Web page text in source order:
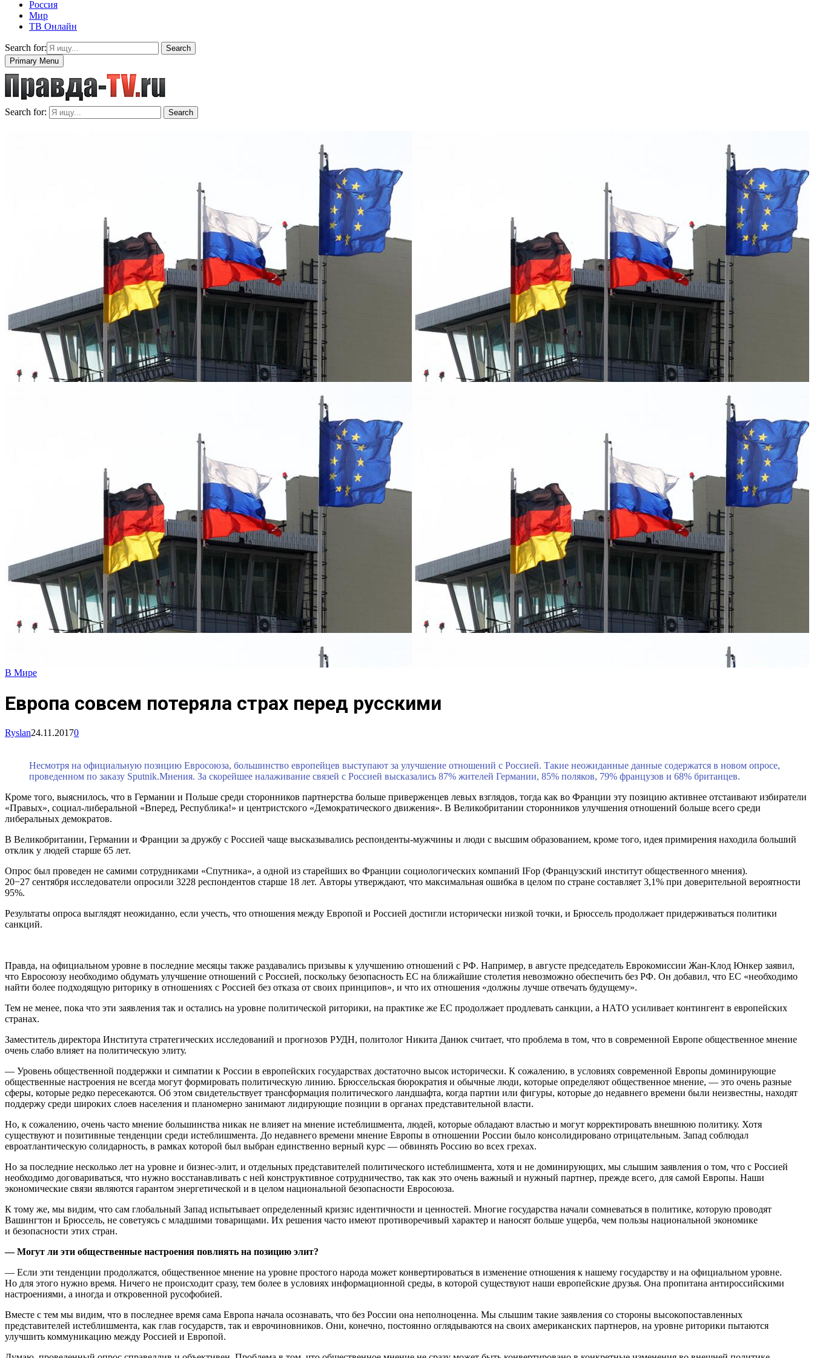
Россия
Мир
ТВ Онлайн
Search for:
Search
Primary Menu
Search for: Search
В Мире
Европа совсем потеряла страх перед русскими
Ryslan24.11.20170
Несмотря на официальную позицию Евросоюза, большинство европейцев выступают за улучшение отношений с Россией. Такие неожиданные данные содержатся в новом опросе,
проведенном по заказу Sputnik.Мнения. За скорейшее налаживание связей с Россией высказались 87% жителей Германии, 85% поляков, 79% французов и 68% британцев.
Кроме того, выяснилось, что в Германии и Польше среди сторонников партнерства больше приверженцев левых взглядов, тогда как во Франции эту позицию активнее отстаивают избиратели
«Правых», социал-либеральной «Вперед, Республика!» и центристского «Демократического движения». В Великобритании сторонников улучшения отношений больше всего среди
либеральных демократов.
В Великобритании, Германии и Франции за дружбу с Россией чаще высказывались респонденты-мужчины и люди с высшим образованием, кроме того, идея примирения находила больший
отклик у людей старше 65 лет.
Опрос был проведен не самими сотрудниками «Спутника», а одной из старейших во Франции социологических компаний IFop (Французский институт общественного мнения).
20−27 сентября исследователи опросили 3228 респондентов старше 18 лет. Авторы утверждают, что максимальная ошибка в целом по стране составляет 3,1% при доверительной вероятности
95%.
Результаты опроса выглядят неожиданно, если учесть, что отношения между Европой и Россией достигли исторически низкой точки, и Брюссель продолжает придерживаться политики
санкций.
Правда, на официальном уровне в последние месяцы также раздавались призывы к улучшению отношений с РФ. Например, в августе председатель Еврокомиссии Жан-Клод Юнкер заявил,
что Евросоюзу необходимо обдумать улучшение отношений с Россией, поскольку безопасность ЕС на ближайшие столетия невозможно обеспечить без РФ. Он добавил, что ЕС «необходимо
найти более подходящую риторику в отношениях с Россией без отказа от своих принципов», и что их отношения «должны лучше отвечать будущему».
Тем не менее, пока что эти заявления так и остались на уровне политической риторики, на практике же ЕС продолжает продлевать санкции, а НАТО усиливает контингент в европейских
странах.
Заместитель директора Института стратегических исследований и прогнозов РУДН, политолог Никита Данюк считает, что проблема в том, что в современной Европе общественное мнение
очень слабо влияет на политическую элиту.
— Уровень общественной поддержки и симпатии к России в европейских государствах достаточно высок исторически. К сожалению, в условиях современной Европы доминирующие
общественные настроения не всегда могут формировать политическую линию. Брюссельская бюрократия и обычные люди, которые определяют общественное мнение, — это очень разные
сферы, которые редко пересекаются. Об этом свидетельствует трансформация политического ландшафта, когда партии или фигуры, которые до недавнего времени были неизвестны, находят
поддержу среди широких слоев населения и планомерно занимают лидирующие позиции в органах представительной власти.
Но, к сожалению, очень часто мнение большинства никак не влияет на мнение истеблишмента, людей, которые обладают властью и могут корректировать внешнюю политику. Хотя
существуют и позитивные тенденции среди истеблишмента. До недавнего времени мнение Европы в отношении России было консолидировано отрицательным. Запад соблюдал
евроатлантическую солидарность, в рамках которой был выбран единственно верный курс — обвинять Россию во всех грехах.
Но за последние несколько лет на уровне и бизнес-элит, и отдельных представителей политического истеблишмента, хотя и не доминирующих, мы слышим заявления о том, что с Россией
необходимо договариваться, что нужно восстанавливать с ней конструктивное сотрудничество, так как это очень важный и нужный партнер, прежде всего, для самой Европы. Наши
экономические связи являются гарантом энергетической и в целом национальной безопасности Евросоюза.
К тому же, мы видим, что сам глобальный Запад испытывает определенный кризис идентичности и ценностей. Многие государства начали сомневаться в политике, которую проводят
Вашингтон и Брюссель, не советуясь с младшими товарищами. Их решения часто имеют противоречивый характер и наносят больше ущерба, чем пользы национальной экономике
и безопасности этих стран.
— Могут ли эти общественные настроения повлиять на позицию элит?
— Если эти тенденции продолжатся, общественное мнение на уровне простого народа может конвертироваться в изменение отношения к нашему государству и на официальном уровне.
Но для этого нужно время. Ничего не происходит сразу, тем более в условиях информационной среды, в которой существуют наши европейские друзья. Она пропитана антироссийскими
настроениями, а иногда и откровенной русофобией.
Вместе с тем мы видим, что в последнее время сама Европа начала осознавать, что без России она неполноценна. Мы слышим такие заявления со стороны высокопоставленных
представителей истеблишмента, как глав государств, так и еврочиновников. Они, конечно, постоянно оглядываются на своих американских партнеров, на уровне риторики пытаются
улучшить коммуникацию между Россией и Европой.